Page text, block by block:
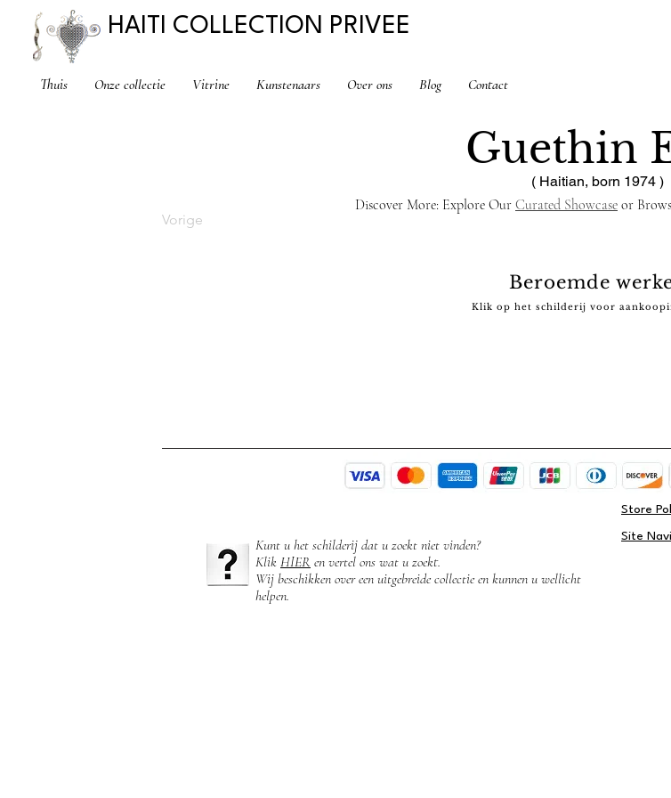
HAITI COLLECTION PRIVEE
Thuis Onze collectie Vitrine Kunstenaars Over ons Blog Contact
Guethin
( Haitian, born 1974 )
Discover More: Explore Our Curated Showcase or
Vorige
Beroemde
Klik op het schilderij voor
Store
Kunt u het schilderij dat u zoekt niet vinden?
Klik HIER en vertel ons wat u zoekt.
Wij beschikken over een uitgebreide collectie en kunnen u wellicht
helpen.
Site